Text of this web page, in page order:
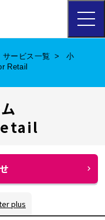
ハ
ン
メ
サービス一覧
小
Retail
ィ
plus